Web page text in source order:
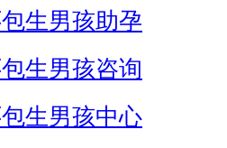
生男孩助孕
生男孩咨询
生男孩中心